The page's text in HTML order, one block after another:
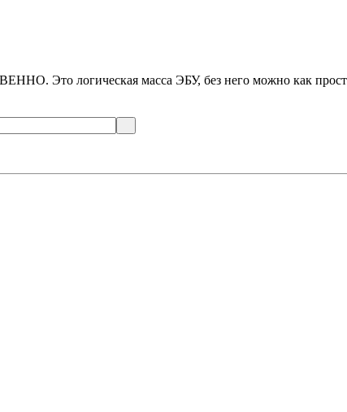
Это логическая масса ЭБУ, без него можно как